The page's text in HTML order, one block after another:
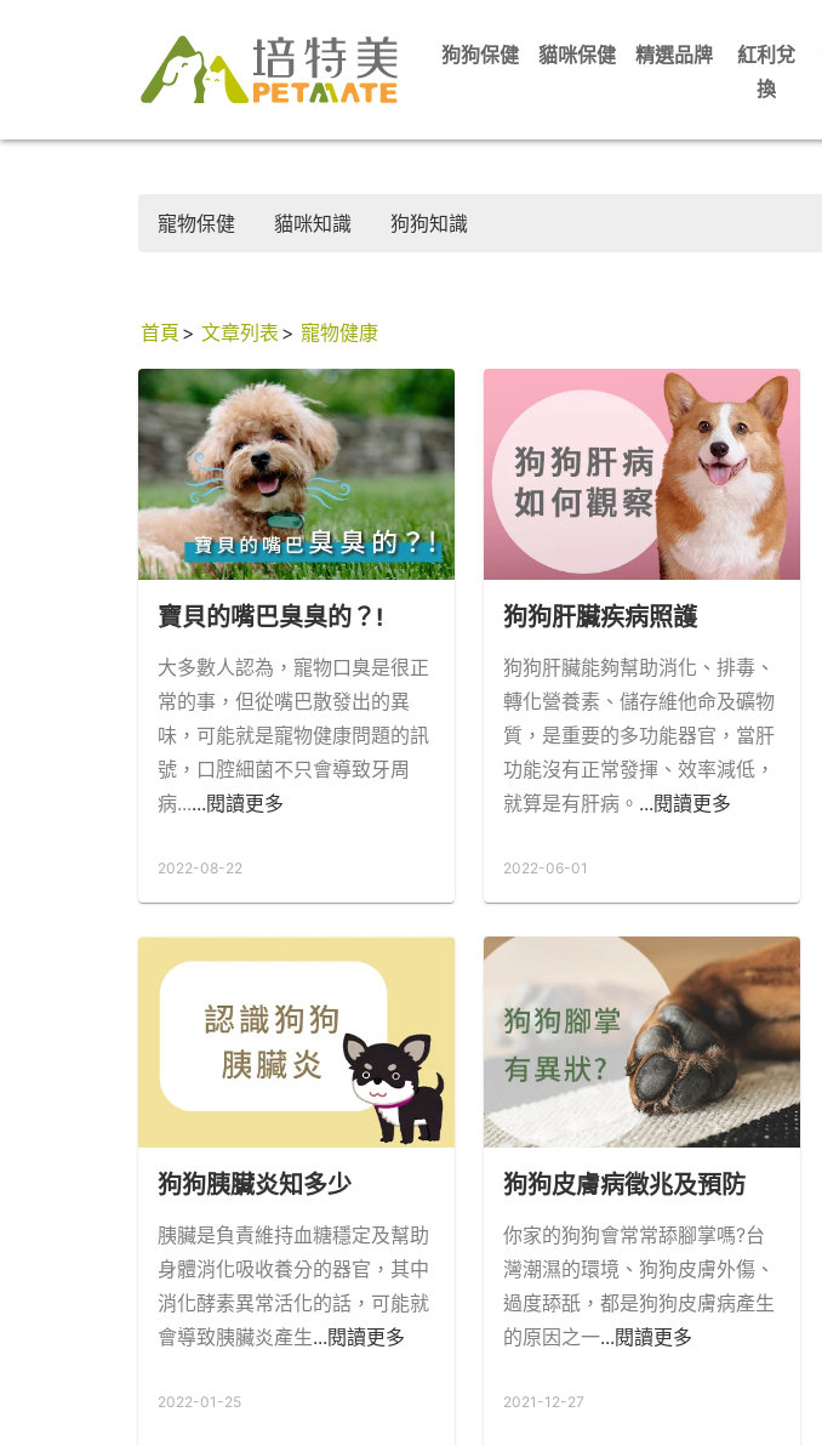
狗狗保健 貓咪保健 精選品牌
紅利兌
換
寵物保健 貓咪知識 狗狗知識
首頁 文章列表 寵物健康
寶貝的嘴巴臭臭的？!
大多數人認為，寵物口臭是很正
常的事，但從嘴巴散發出的異
味，可能就是寵物健康問題的訊
號，口腔細菌不只會導致牙周
病......閱讀更多
2022-08-22
狗狗肝臟疾病照護
狗狗肝臟能夠幫助消化、排毒、
轉化營養素、儲存維他命及礦物
質，是重要的多功能器官，當肝
功能沒有正常發揮、效率減低，
就算是有肝病。 ...閱讀更多
2022-06-01
狗狗胰臟炎知多少
胰臟是負責維持血糖穩定及幫助
身體消化吸收養分的器官，其中
消化酵素異常活化的話，可能就
會導致胰臟炎產生...閱讀更多
2022-01-25
狗狗皮膚病徵兆及預防
你家的狗狗會常常舔腳掌嗎?台
灣潮濕的環境、狗狗皮膚外傷、
過度舔舐，都是狗狗皮膚病產生
的原因之一...閱讀更多
2021-12-27